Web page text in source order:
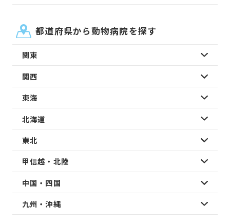
都道府県から動物病院を探す
関東
関西
東海
北海道
東北
甲信越・北陸
中国・四国
九州・沖縄